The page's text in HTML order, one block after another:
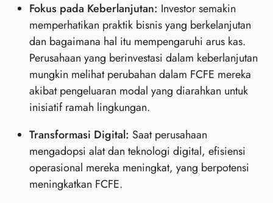
Fokus pada Keberlanjutan: Investor semakin
memperhatikan praktik bisnis yang berkelanjutan
dan bagaimana hal itu mempengaruhi arus kas.
Perusahaan yang berinvestasi dalam keberlanjutan
mungkin melihat perubahan dalam FCFE mereka
akibat pengeluaran modal yang diarahkan untuk
inisiatif ramah lingkungan.
Transformasi Digital: Saat perusahaan
mengadopsi alat dan teknologi digital, efisiensi
operasional mereka meningkat, yang berpotensi
meningkatkan FCFE.